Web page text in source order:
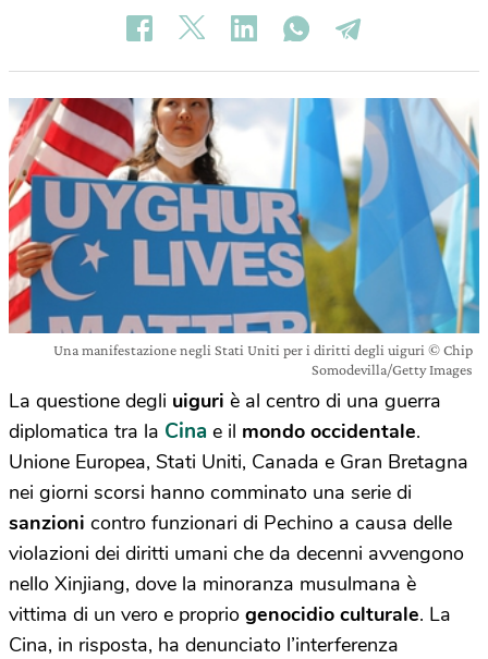
Una manifestazione negli Stati Uniti per i diritti degli uiguri © Chip
Somodevilla/Getty Images
La questione degli uiguri è al centro di una guerra
diplomatica tra la Cina e il mondo occidentale.
Unione Europea, Stati Uniti, Canada e Gran Bretagna
nei giorni scorsi hanno comminato una serie di
sanzioni contro funzionari di Pechino a causa delle
violazioni dei diritti umani che da decenni avvengono
nello Xinjiang, dove la minoranza musulmana è
vittima di un vero e proprio genocidio culturale. La
Cina, in risposta, ha denunciato l’interferenza